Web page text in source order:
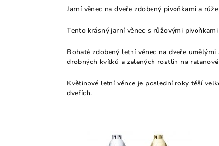
Jarní věnec na dveře zdobený pivoňkami a
Tento krásný jarní věnec s růžovými
Bohatě zdobený letní věnec na dveře
drobných kvítků a zelených rostlin na
Květinové letní věnce je poslední roky těší
dveřích.